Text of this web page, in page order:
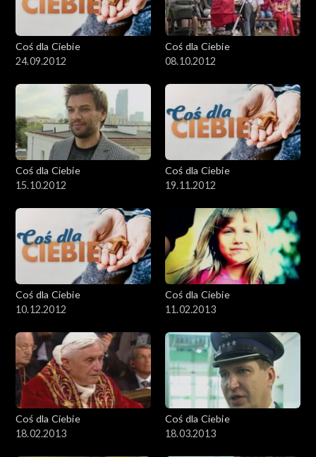
Coś dla Ciebie
24.09.2012
Coś dla Ciebie
08.10.2012
Coś dla Ciebie
15.10.2012
Coś dla Ciebie
19.11.2012
Coś dla Ciebie
10.12.2012
Coś dla Ciebie
11.02.2013
Coś dla Ciebie
18.02.2013
Coś dla Ciebie
18.03.2013